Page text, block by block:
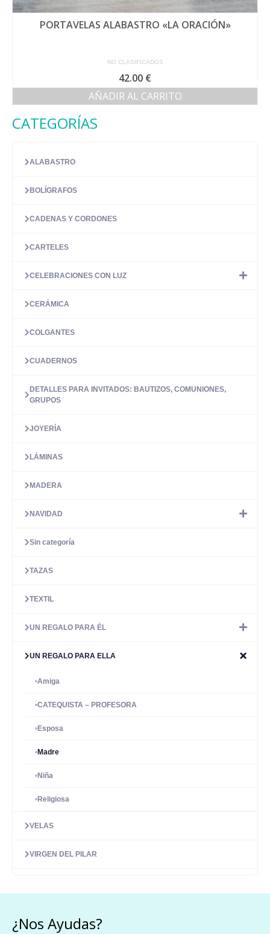
PORTAVELAS ALABASTRO «LA ORACIÓN»
NO CLASIFICADOS
42.00 €
AÑADIR AL CARRITO
CATEGORÍAS
ALABASTRO
BOLÍGRAFOS
CADENAS Y CORDONES
CARTELES
CELEBRACIONES CON LUZ
CERÁMICA
COLGANTES
CUADERNOS
DETALLES PARA INVITADOS: BAUTIZOS, COMUNIONES,
GRUPOS
JOYERÍA
LÁMINAS
MADERA
NAVIDAD
Sin categoría
TAZAS
TEXTIL
UN REGALO PARA ÉL
UN REGALO PARA ELLA
Amiga
CATEQUISTA – PROFESORA
Esposa
Madre
Niña
Religiosa
VELAS
VIRGEN DEL PILAR
¿Nos Ayudas?